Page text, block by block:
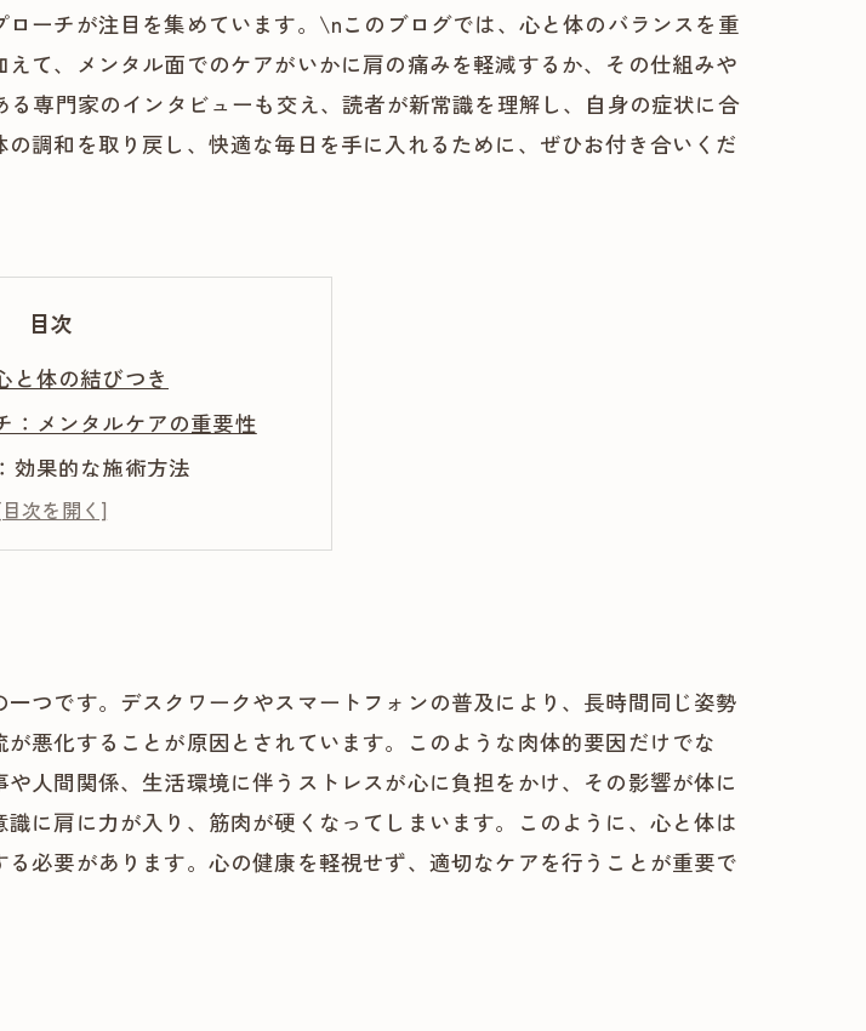
ーチが注目を集めています。\nこのブログでは、心と体のバランスを重
て、メンタル面でのケアがいかに肩の痛みを軽減するか、その仕組みや
専門家のインタビューも交え、読者が新常識を理解し、自身の症状に合
調和を取り戻し、快適な毎日を手に入れるために、ぜひお付き合いくだ
目次
と体の結びつき
：メンタルケアの重要性
効果的な施術方法
よる劇的な改善
なた自身のケアのために
つです。デスクワークやスマートフォンの普及により、長時間同じ姿勢
悪化することが原因とされています。このような肉体的要因だけでな
人間関係、生活環境に伴うストレスが心に負担をかけ、その影響が体に
に肩に力が入り、筋肉が硬くなってしまいます。このように、心と体は
必要があります。心の健康を軽視せず、適切なケアを行うことが重要で